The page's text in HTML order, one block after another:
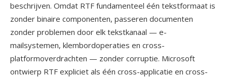
beschrijven. Omdat RTF fundamenteel één tekstformaat is
zonder binaire componenten, passeren documenten
zonder problemen door elk tekstkanaal — e-
mailsystemen, klembordoperaties en cross-
platformoverdrachten — zonder corruptie. Microsoft
ontwierp RTF expliciet als één cross-applicatie en cross-